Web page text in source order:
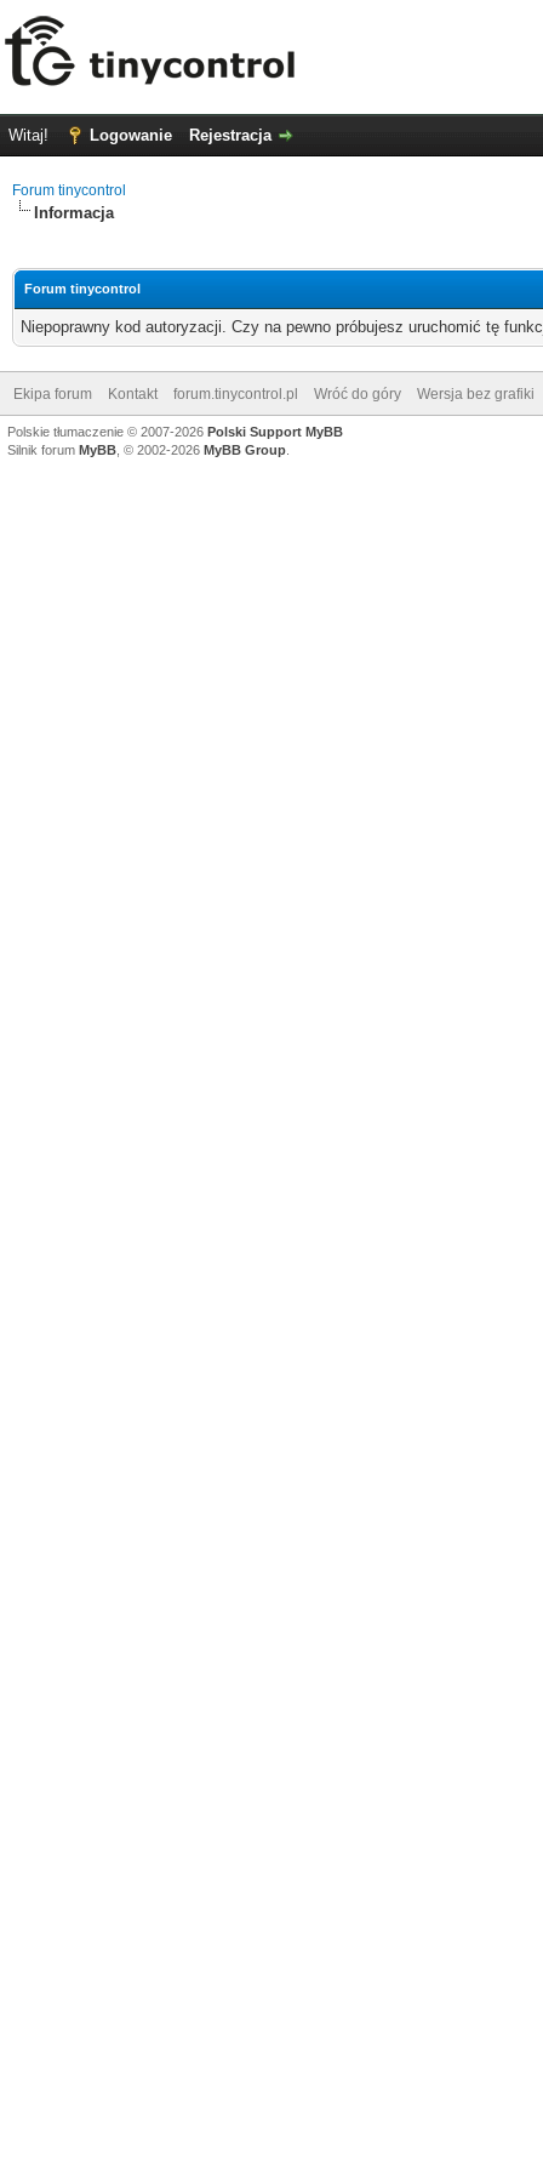
Witaj! Logowanie Rejestracja
Forum tinycontrol
Informacja
Forum tinycontrol
Niepoprawny kod autoryzacji. Czy na pewno próbujesz uruchomić tę
Ekipa forum Kontakt forum.tinycontrol.pl Wróć do góry Wersja bez grafiki
Polskie tłumaczenie © 2007-2026 Polski Support MyBB
Silnik forum MyBB , © 2002-2026 MyBB Group